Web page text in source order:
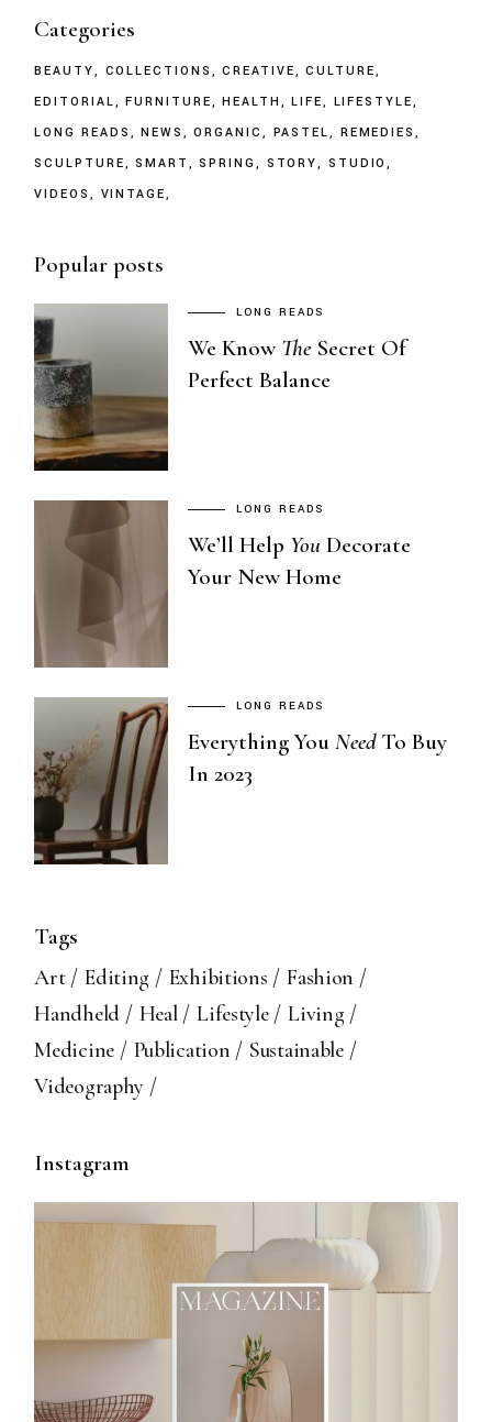
Categories
BEAUTY COLLECTIONS CREATIVE
CULTURE
EDITORIAL
FURNITURE HEALTH LIFE
LIFESTYLE
LONG READS
NEWS ORGANIC PASTEL
REMEDIES
SCULPTURE
SMART SPRING STORY
STUDIO
VIDEOS
VINTAGE
Popular posts
LONG READS
We Know The Secret Of
Perfect Balance
LONG READS
We’ll Help You Decorate
Your New Home
LONG READS
Everything YouNeedTo Buy
In 2023
Tags
Art Editing Exhibitions
Fashion
Handheld
Heal Lifestyle
Living
Medicine
Publication
Sustainable
Videography
Instagram